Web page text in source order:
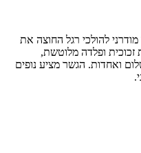
להולכי רגל החוצה את
זכוכית ופלדה מלוטשת,
ואחדות. הגשר מציע נופים